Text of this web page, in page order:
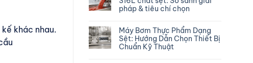
pháp & tiêu chí chọn
Máy Bơm Thực Phẩm Dạng
Sệt: Hướng Dẫn Chọn Thiết Bị
Chuẩn Kỹ Thuật
khác nhau.